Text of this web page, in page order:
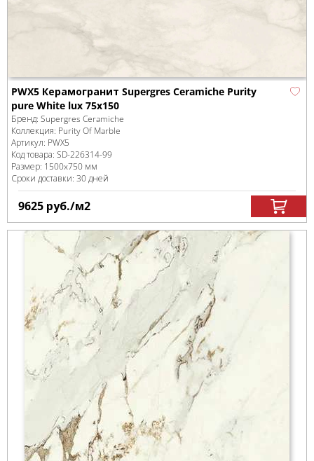
PWX5 Керамогранит Supergres Ceramiche Purity
pure White lux 75x150
Бренд: Supergres Ceramiche
Коллекция: Purity Of Marble
Артикул: PWX5
Код товара: SD-226314-99
Размер: 1500x750 мм
Сроки доставки: 30 дней
9625 руб./м2